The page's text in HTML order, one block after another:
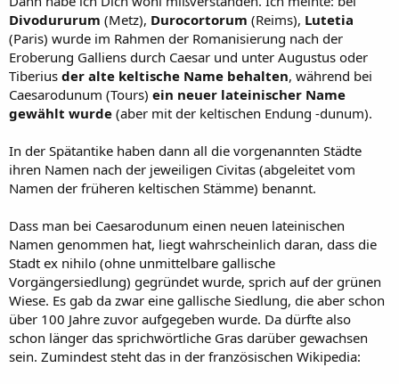
Divodururum (Metz), Durocortorum (Reims), Lutetia
(Paris) wurde im Rahmen der Romanisierung nach der
Eroberung Galliens durch Caesar und unter Augustus oder
Tiberius der alte keltische Name behalten, während bei
Caesarodunum (Tours) ein neuer lateinischer Name
gewählt wurde (aber mit der keltischen Endung -dunum).
In der Spätantike haben dann all die vorgenannten Städte
ihren Namen nach der jeweiligen Civitas (abgeleitet vom
Namen der früheren keltischen Stämme) benannt.
Dass man bei Caesarodunum einen neuen lateinischen
Namen genommen hat, liegt wahrscheinlich daran, dass die
Stadt ex nihilo (ohne unmittelbare gallische
Vorgängersiedlung) gegründet wurde, sprich auf der grünen
Wiese. Es gab da zwar eine gallische Siedlung, die aber schon
über 100 Jahre zuvor aufgegeben wurde. Da dürfte also
schon länger das sprichwörtliche Gras darüber gewachsen
sein. Zumindest steht das in der französischen Wikipedia: